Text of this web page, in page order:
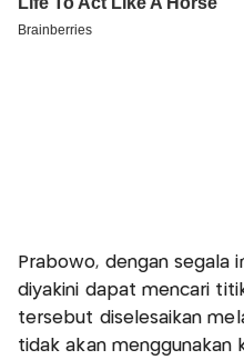
Prabowo, dengan segala
diyakini dapat mencari
tersebut diselesaikan
tidak akan menggunakan